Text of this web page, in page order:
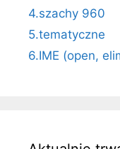
4.szachy 960
5.tematyczne
6.IME (open,